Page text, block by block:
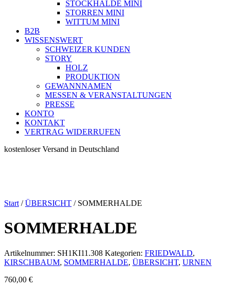
STOCKHALDE MINI
STORREN MINI
WITTUM MINI
B2B
WISSENSWERT
SCHWEIZER KUNDEN
STORY
HOLZ
PRODUKTION
GEWANNNAMEN
MESSEN & VERANSTALTUNGEN
PRESSE
KONTO
KONTAKT
VERTRAG WIDERRUFEN
kostenloser Versand in Deutschland
Start /ÜBERSICHT / SOMMERHALDE
SOMMERHALDE
Artikelnummer: SH1KI11.308 Kategorien: FRIEDWALD,
KIRSCHBAUM, SOMMERHALDE, ÜBERSICHT, URNEN
760,00 €